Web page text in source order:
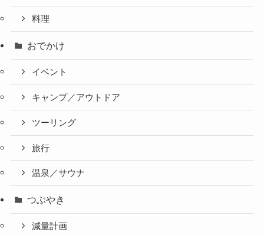
料理
おでかけ
イベント
キャンプ／アウトドア
ツーリング
旅行
温泉／サウナ
つぶやき
減量計画